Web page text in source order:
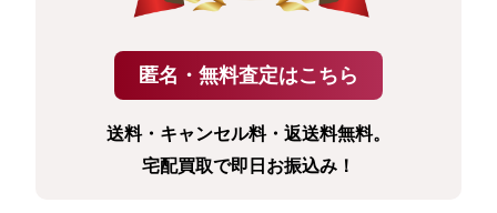
送料・キャンセル料・返送料無料。
宅配買取で即日お振込み！